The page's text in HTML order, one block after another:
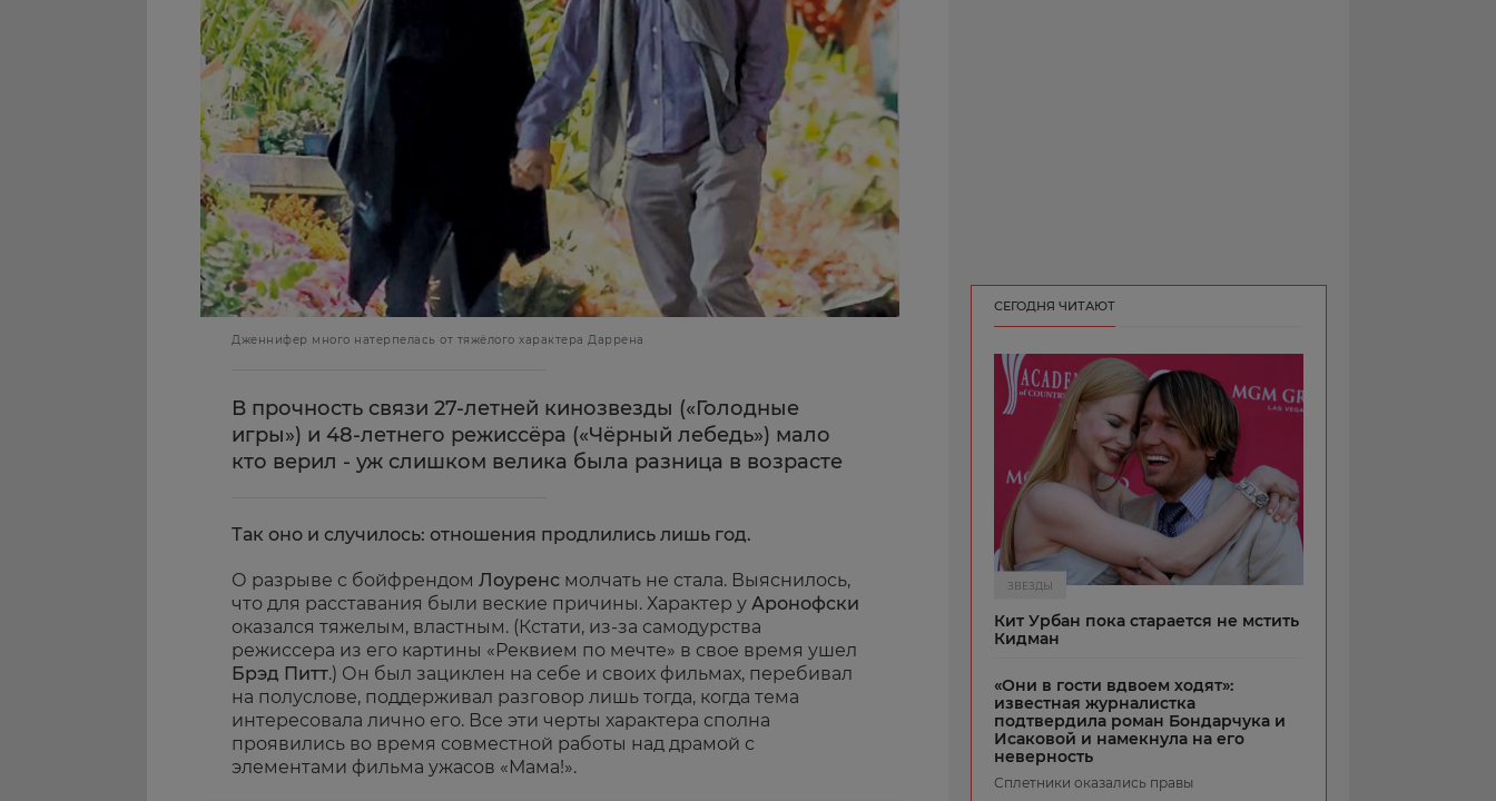
Дженнифер много натерпелась от тяжёлого характера Даррена
В прочность связи 27-летней кинозвезды («Голодные
игры») и 48-летнего режиссёра («Чёрный лебедь») мало
кто верил - уж слишком велика была разница в возрасте
Так оно и случилось: отношения продлились лишь год.
О разрыве с бойфрендом Лоуренс молчать не стала. Выяснилось,
что для расставания были веские причины. Характер у Аронофски
оказался тяжелым, властным. (Кстати, из-за самодурства
режиссера из его картины «Реквием по мечте» в свое время ушел
Брэд Питт.) Он был зациклен на себе и своих фильмах, перебивал
на полуслове, поддерживал разговор лишь тогда, когда тема
интересовала лично его. Все эти черты характера сполна
проявились во время совместной работы над драмой с
элементами фильма ужасов «Мама!».
СЕГОДНЯ ЧИТАЮТ
ЗВЕЗДЫ
Кит Урбан пока старается не мстить
Кидман
«Они в гости вдвоем ходят»:
известная журналистка
подтвердила роман Бондарчука и
Исаковой и намекнула на его
неверность
Сплетники оказались правы